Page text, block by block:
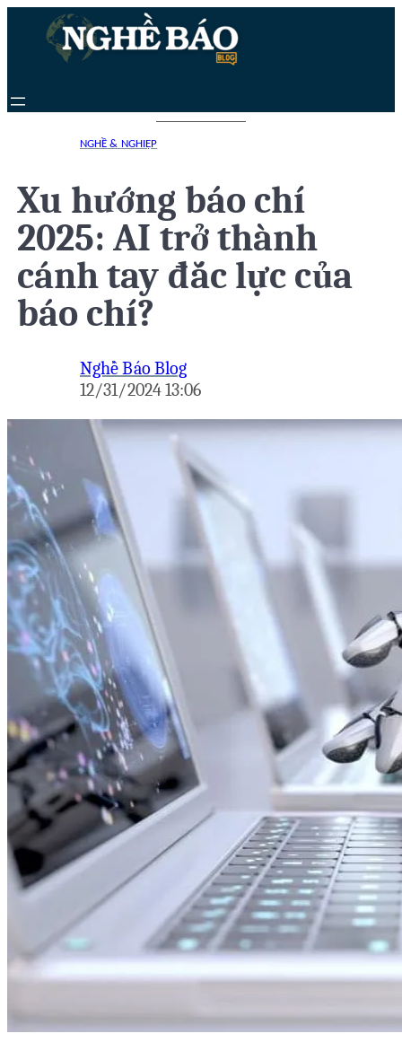
Chuyển
dung
NGHỀ & NGHIỆP
Xu hướng báo chí
2025: AI trở thành
cánh tay đắc lực của
báo chí?
Nghề Báo Blog
12/31/2024 13:06